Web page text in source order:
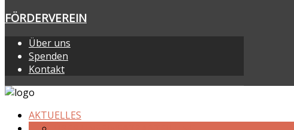
FÖRDERVEREIN
Über uns
Spenden
Kontakt
AKTUELLES